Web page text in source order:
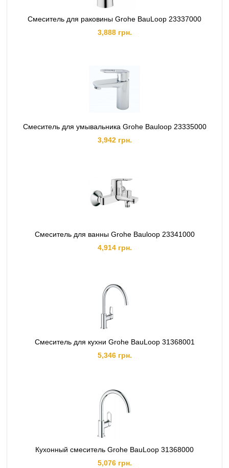
Смеситель для раковины Grohe BauLoop 23337000
3,888 грн.
Смеситель для умывальника Grohe Bauloop 23335000
3,942 грн.
Смеситель для ванны Grohe Bauloop 23341000
4,914 грн.
Смеситель для кухни Grohe BauLoop 31368001
5,346 грн.
Кухонный смеситель Grohe BauLoop 31368000
5,076 грн.